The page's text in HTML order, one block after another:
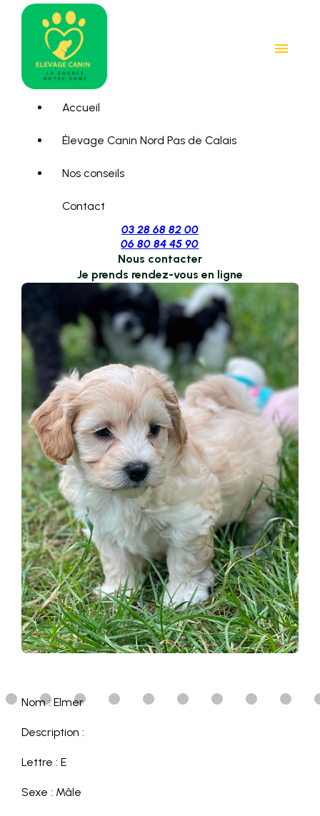
menu
Accueil
Élevage Canin Nord Pas de Calais
Nos conseils
Contact
03 28 68 82 00
06 80 84 45 90
Nous contacter
Je prends rendez-vous en ligne
Nom : Elmer
Description :
Lettre : E
Sexe : Mâle
Panneau de gestion des cookies